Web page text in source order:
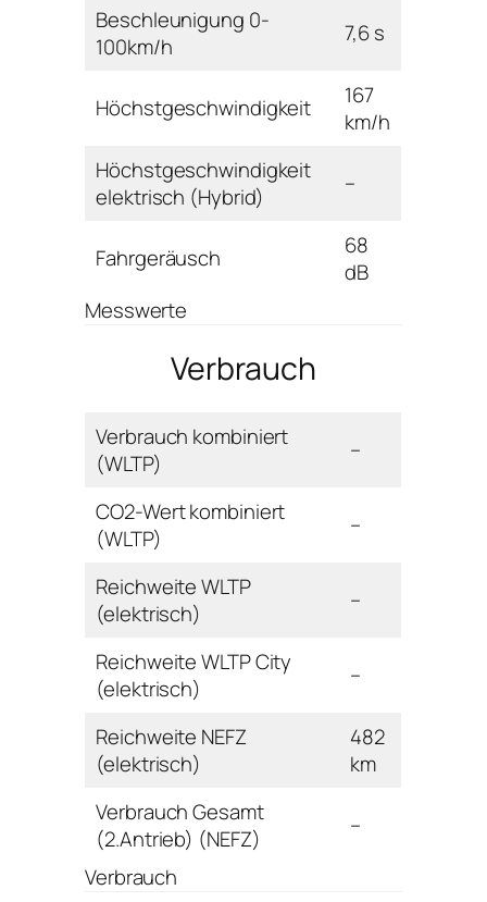
Beschleunigung 0-
100km/h
7,6 s
Höchstgeschwindigkeit
167
km/h
Höchstgeschwindigkeit
elektrisch (Hybrid)
–
Fahrgeräusch
68
dB
Messwerte
Verbrauch
Verbrauch kombiniert
(WLTP)
–
CO2-Wert kombiniert
(WLTP)
–
Reichweite WLTP
(elektrisch)
–
Reichweite WLTP City
(elektrisch)
–
Reichweite NEFZ
(elektrisch)
482
km
Verbrauch Gesamt
(2.Antrieb) (NEFZ)
–
Verbrauch